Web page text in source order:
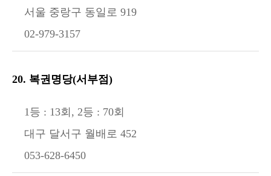
서울 중랑구 동일로 919
02-979-3157
20. 복권명당(서부점)
1등 : 13회, 2등 : 70회
대구 달서구 월배로 452
053-628-6450